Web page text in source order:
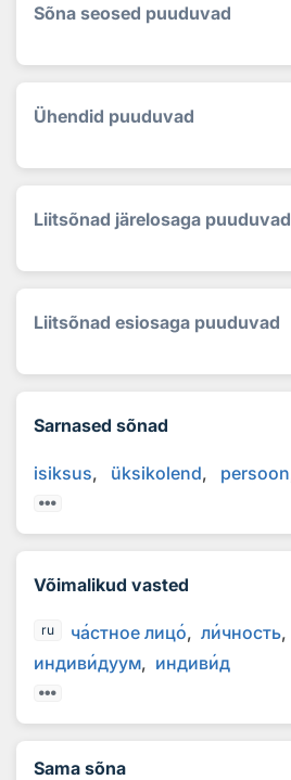
Sõna seosed puuduvad
Ühendid puuduvad
Liitsõnad järelosaga puuduvad
Liitsõnad esiosaga puuduvad
Sarnased sõnad
isiksus üksikolend persoon
Võimalikud vasted
ru частное лицо личность
индивидуум индивид
Sama sõna